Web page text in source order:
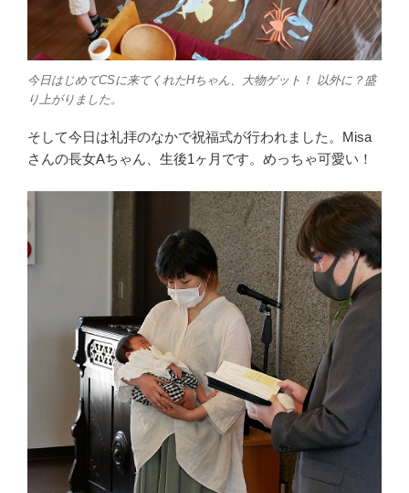
今日はじめてCSに来てくれたHちゃん、大物ゲット！ 以外に？盛
り上がりました。
そして今日は礼拝のなかで祝福式が行われました。Misa
さんの長女Aちゃん、生後1ヶ月です。めっちゃ可愛い！